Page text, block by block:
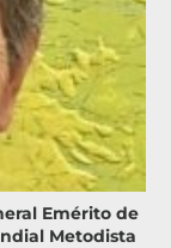
Emérito de
Metodista